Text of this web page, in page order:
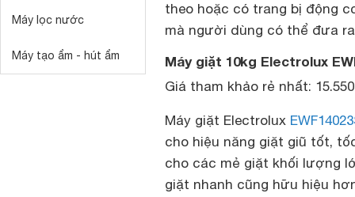
Máy lọc nước
Máy tạo ẩm - hút ẩm
theo hoặc có trang bị động
mà người dùng có thể đưa
Máy giặt 10kg Electrolux
Giá tham khảo rẻ nhất:
Máy giặt Electrolux
cho hiệu năng giặt giũ tốt,
cho các mẻ giặt khối lượng
giặt nhanh cũng hữu hiệu